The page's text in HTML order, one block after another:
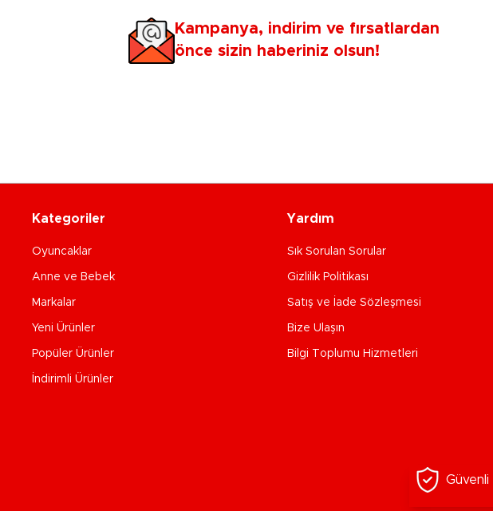
Kampanya, indirim ve fırsatlardan
önce sizin haberiniz olsun!
Kategoriler
Oyuncaklar
Anne ve Bebek
Markalar
Yeni Ürünler
Popüler Ürünler
İndirimli Ürünler
Yardım
Sık Sorulan Sorular
Gizlilik Politikası
Satış ve İade Sözleşmesi
Bize Ulaşın
Bilgi Toplumu Hizmetleri